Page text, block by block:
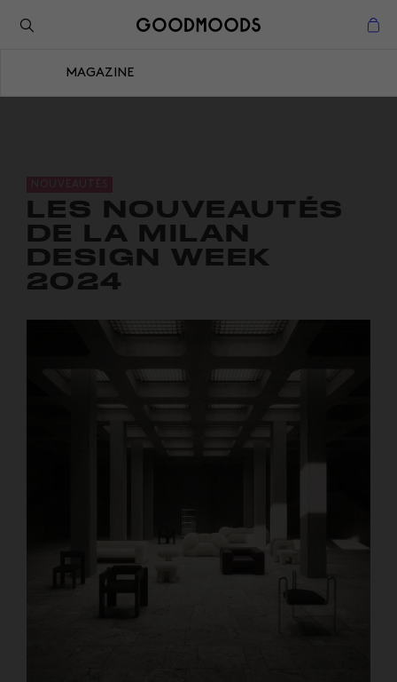
MAGAZINE
LES NOUVEAUTÉS
DE LA MILAN
DESIGN WEEK
2024
Retour à l'inspiration